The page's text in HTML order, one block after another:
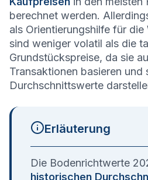
berechnet werden.
als Orientierungshilfe für
sind weniger volatil als die
Grundstückspreise, da sie
Transaktionen basieren und
Durchschnittswerte
Erläuterung
Die Bodenrichtwerte
historischen